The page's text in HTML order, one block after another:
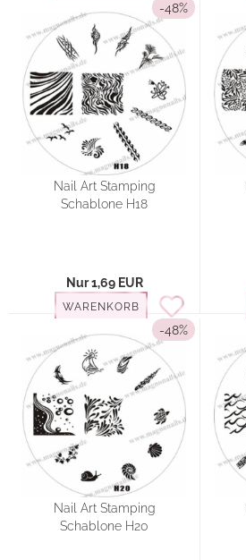
-48%
Nail Art Stamping
Schablone H18
Nur 1,69 EUR
WARENKORB
-48%
Nail Art Stamping
Schablone H20